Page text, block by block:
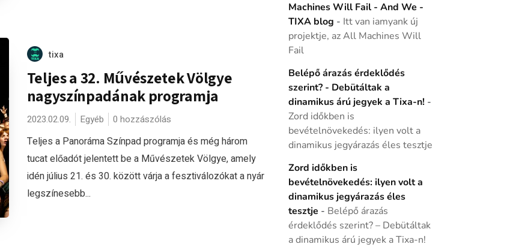
tixa
Teljes a 32. Művészetek Völgye
nagyszínpadának programja
2023.02.09. Egyéb 0 hozzászólás
Teljes a Panoráma Színpad programja és még három
tucat előadót jelentett be a Művészetek Völgye, amely
idén július 21. és 30. között várja a fesztiválozókat a nyár
legszínesebb...
Machines Will Fail - And We -
TIXA blog - Itt van iamyank új
projektje, az All Machines Will
Fail
Belépő árazás érdeklődés
szerint? - Debütáltak a
dinamikus árú jegyek a Tixa-n! -
Zord időkben is
bevételnövekedés: ilyen volt a
dinamikus jegyárazás éles tesztje
Zord időkben is
bevételnövekedés: ilyen volt a
dinamikus jegyárazás éles
tesztje - Belépő árazás
érdeklődés szerint? – Debütáltak
a dinamikus árú jegyek a Tixa-n!